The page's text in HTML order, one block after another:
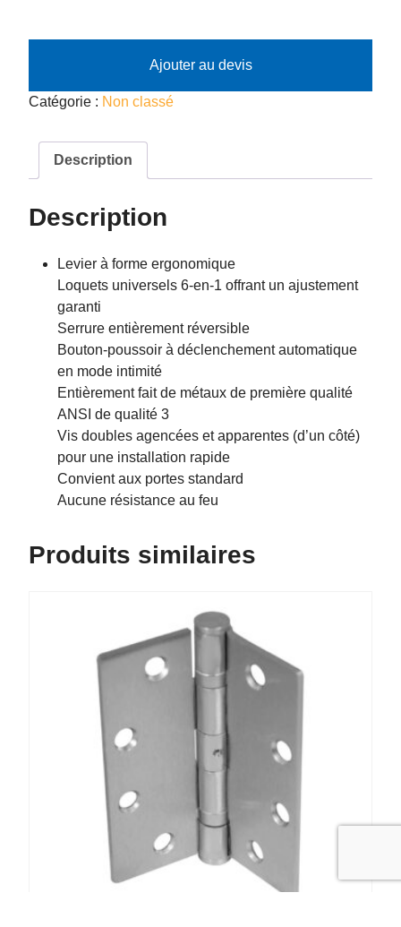
Ajouter au devis
Catégorie : Non classé
Description
Description
Levier à forme ergonomique
Loquets universels 6-en-1 offrant un ajustement
garanti
Serrure entièrement réversible
Bouton-poussoir à déclenchement automatique
en mode intimité
Entièrement fait de métaux de première qualité
ANSI de qualité 3
Vis doubles agencées et apparentes (d’un côté)
pour une installation rapide
Convient aux portes standard
Aucune résistance au feu
Produits similaires